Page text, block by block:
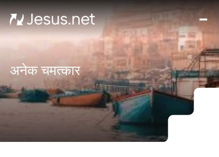
घर
मूवीज़
और
हर
अनेक चमत्कार